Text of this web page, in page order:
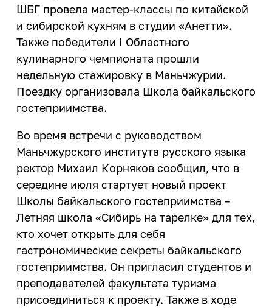
Режим и безопасность
Спорт
Финансово-экономическая
деятельность
ИРНИТУ - ОК "Российский
алюминий"
"Иркут"
Спортивный клуб
Карьера и
трудоустройство
Центр карьеры
Трудоустройство студентов
Культура и творчество
Мероприятия
Проекты
Творческие коллективы
Профилактика и оздоровление
Патриотика
Медицинский кабинет
Служба охраны труда
Закон Иркутской области о
ветеранах труда Иркутской
области
ШБГ провела мастер-классы по китайской
и сибирской кухням в студии «Анетти».
Также победители I Областного
кулинарного чемпионата прошли
недельную стажировку в Маньчжурии.
Поездку организовала Школа байкальского
гостеприимства.
Во время встречи с руководством
Маньчжурского института русского языка
ректор Михаил Корняков сообщил, что в
середине июля стартует новый проект
Школы байкальского гостеприимства –
Летняя школа «Сибирь на тарелке» для тех,
кто хочет открыть для себя
гастрономические секреты байкальского
гостеприимства. Он пригласил студентов и
преподавателей факультета туризма
присоединиться к проекту. Также в ходе